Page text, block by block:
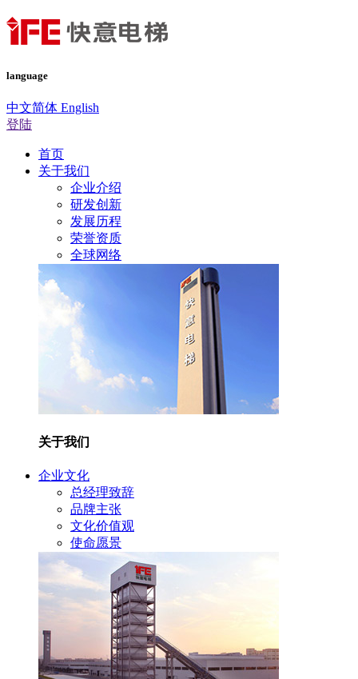
language
中文简体 English
登陆
首页
关于我们
企业介绍
研发创新
发展历程
荣誉资质
全球网络
关于我们
企业文化
总经理致辞
品牌主张
文化价值观
使命愿景